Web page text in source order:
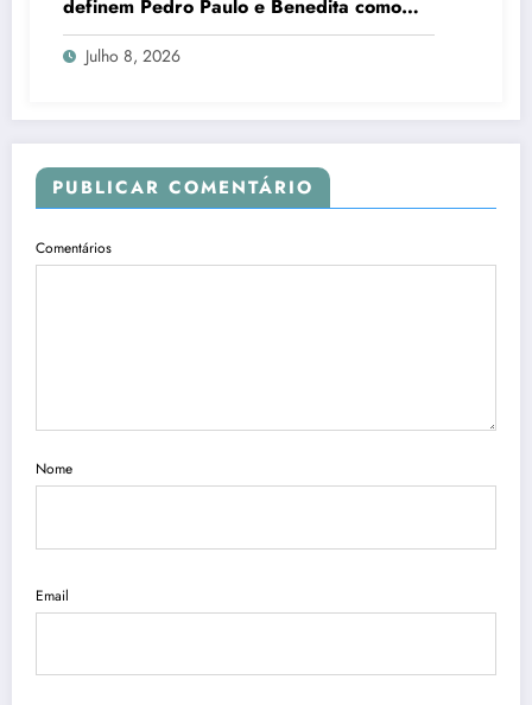
definem Pedro Paulo e Benedita como
candidatos ao Senado no Rio
Julho 8, 2026
PUBLICAR COMENTÁRIO
Comentários
Nome
Email